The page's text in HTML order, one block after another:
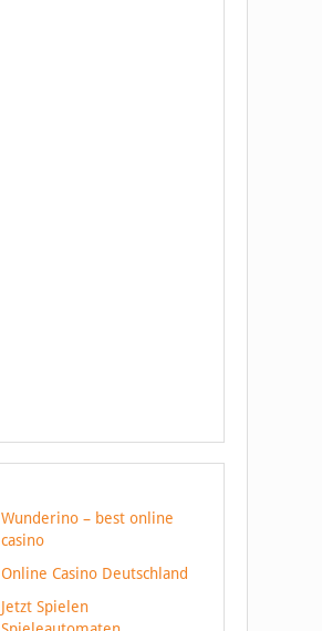
Wunderino – best online
casino
Online Casino Deutschland
Jetzt Spielen